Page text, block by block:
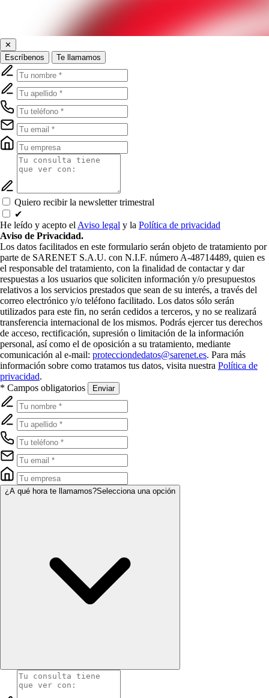
✕
Escríbenos
Te llamamos
Quiero recibir la newsletter trimestral
✔
He leído y acepto elAviso legal y la Política de privacidad
Aviso de Privacidad.
Los datos facilitados en este formulario serán objeto de tratamiento por
parte de SARENET S.A.U. con N.I.F. número A-48714489, quien es
el responsable del tratamiento, con la finalidad de contactar y dar
respuestas a los usuarios que soliciten información y/o presupuestos
relativos a los servicios prestados que sean de su interés, a través del
correo electrónico y/o teléfono facilitado. Los datos sólo serán
utilizados para este fin, no serán cedidos a terceros, y no se realizará
transferencia internacional de los mismos. Podrás ejercer tus derechos
de acceso, rectificación, supresión o limitación de la información
personal, así como el de oposición a su tratamiento, mediante
comunicación al e-mail: protecciondedatos@sarenet.es. Para más
información sobre como tratamos tus datos, visita nuestra Política de
privacidad.
* Campos obligatorios
Enviar
¿A qué hora te llamamos?Selecciona una opción